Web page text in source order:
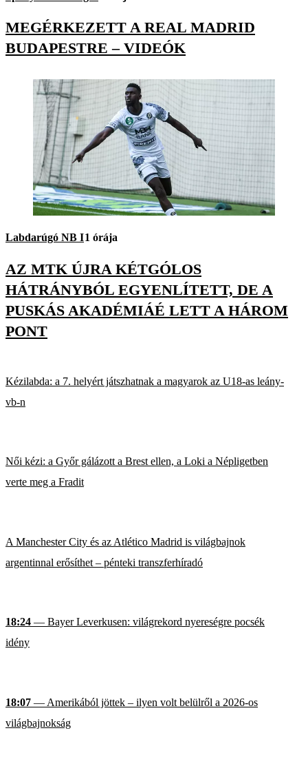
MEGÉRKEZETT A REAL MADRID
BUDAPESTRE – VIDEÓK
Labdarúgó NB I1 órája
AZ MTK ÚJRA KÉTGÓLOS
HÁTRÁNYBÓL EGYENLÍTETT, DE A
PUSKÁS AKADÉMIÁÉ LETT A HÁROM
PONT
Kézilabda: a 7. helyért játszhatnak a magyarok az U18-as leány-
vb-n
Női kézi: a Győr gálázott a Brest ellen, a Loki a Népligetben
verte meg a Fradit
A Manchester City és az Atlético Madrid is világbajnok
argentinnal erősíthet – pénteki transzferhíradó
18:24 — Bayer Leverkusen: világrekord nyereségre pocsék
idény
18:07 — Amerikából jöttek – ilyen volt belülről a 2026-os
világbajnokság